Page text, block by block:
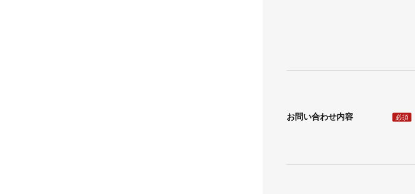
お問い合わせ内容 必須